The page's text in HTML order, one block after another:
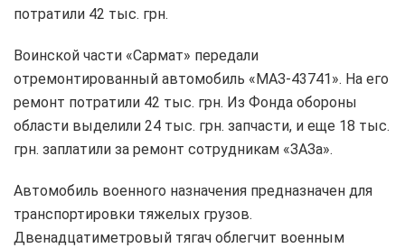
потратили 42 тыс. грн.
Воинской части «Сармат» передали
отремонтированный автомобиль «МАЗ-43741». На его
ремонт потратили 42 тыс. грн. Из Фонда обороны
области выделили 24 тыс. грн. запчасти, и еще 18 тыс.
грн. заплатили за ремонт сотрудникам «ЗАЗа».
Автомобиль военного назначения предназначен для
транспортировки тяжелых грузов.
Двенадцатиметровый тягач облегчит военным